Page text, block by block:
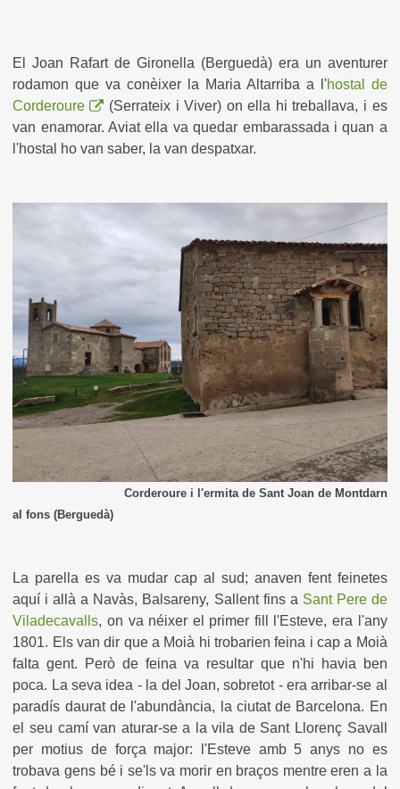
El Joan Rafart de Gironella (Berguedà) era un aventurer
rodamon que va conèixer la Maria Altarriba a l'hostal de
Corderoure
(Serrateix i Viver) on ella hi treballava, i es
van enamorar. Aviat ella va quedar embarassada i quan a
l'hostal ho van saber, la van despatxar.
Corderoure i l'ermita de Sant Joan de Montdarn
al fons (Berguedà)
La parella es va mudar cap al sud; anaven fent feinetes
aquí i allà a Navàs, Balsareny, Sallent fins a Sant Pere de
Viladecavalls, on va néixer el primer fill l'Esteve, era l'any
1801. Els van dir que a Moià hi trobarien feina i cap a Moià
falta gent. Però de feina va resultar que n'hi havia ben
poca. La seva idea - la del Joan, sobretot - era arribar-se al
paradís daurat de l'abundància, la ciutat de Barcelona. En
el seu camí van aturar-se a la vila de Sant Llorenç Savall
per motius de força major: l'Esteve amb 5 anys no es
trobava gens bé i se'ls va morir en braços mentre eren a la